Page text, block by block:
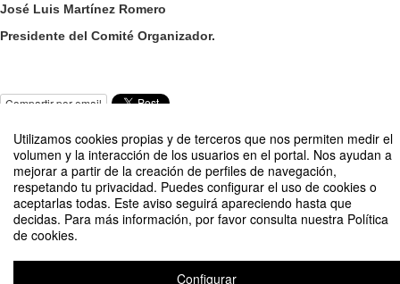
Utilizamos cookies propias y de terceros que nos permiten medir el
volumen y la interacción de los usuarios en el portal. Nos ayudan a
mejorar a partir de la creación de perfiles de navegación,
respetando tu privacidad. Puedes configurar el uso de cookies o
aceptarlas todas. Este aviso seguirá apareciendo hasta que
decidas. Para más información, por favor consulta nuestra Política
de cookies.
Configurar
José Luis Martínez Romero
Presidente del Comité Organizador.
Compartir por email
XXX Jornadas Nacionales de Traumatología del Deporte. Indicaciones
Quirúrgicas Ecoguiadas de las Lesiones Deportivas
Organizado por Cátedra de Traumatología del Deporte